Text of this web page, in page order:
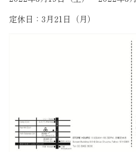
定休日： 3月21 日（月）